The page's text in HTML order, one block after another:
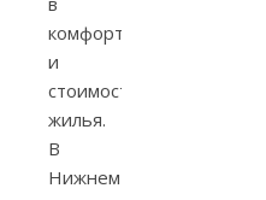
комфорт
и
стоимость
жилья.
В
Нижнем